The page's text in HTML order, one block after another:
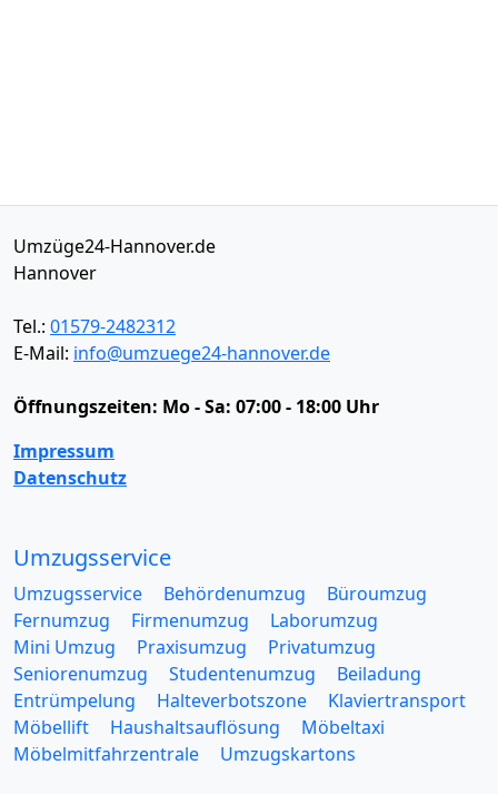
Umzüge24-Hannover.de
Hannover
Tel.: 01579-2482312
E-Mail: info@umzuege24-hannover.de
Öffnungszeiten: Mo - Sa: 07:00 - 18:00 Uhr
Impressum
Datenschutz
Umzugsservice
Umzugsservice Behördenumzug
Büroumzug
Fernumzug
Firmenumzug
Laborumzug
Mini Umzug
Praxisumzug
Privatumzug
Seniorenumzug
Studentenumzug
Beiladung
Entrümpelung
Halteverbotszone
Klaviertransport
Möbellift
Haushaltsauflösung
Möbeltaxi
Möbelmitfahrzentrale
Umzugskartons